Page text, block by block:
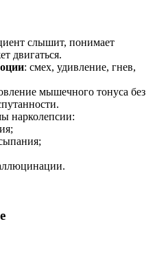
слышит, понимает
двигаться.
: смех, удивление, гнев,
мышечного тонуса без
нарколепсии: